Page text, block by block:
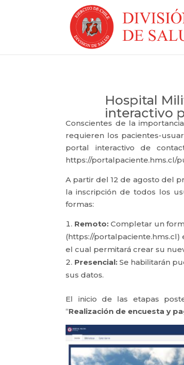
Hospital
interactivo
Conscientes de la
requieren los pacientes-
portal interactivo de
https://portalpaciente.hms.cl/
A partir del 12 de agosto del
la inscripción de todos los
formas:
Remoto: Completar un
(https://
el cual permitará crear su
Presencial: Se habilitarán
sus datos.
El inicio de las etapas
“Realización de encuesta y